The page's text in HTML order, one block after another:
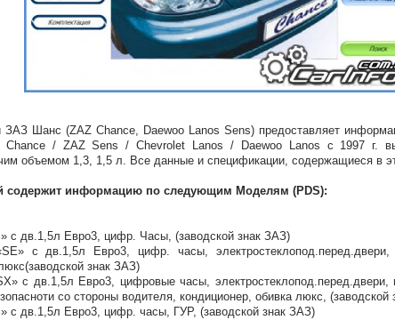
ЗАЗ Шанс (ZAZ Chance, Daewoo Lanos Sens) предоставляет
Chance / ZAZ Sens / Chevrolet Lanos / Daewoo Lanos с 1997 г.
объемом 1,3, 1,5 л. Все данные и спецификации, содержащиеся в
содержит информацию по следующим Моделям (PDS):
с дв.1,5л Евро3, цифр. Часы, (заводской знак ЗАЗ)
с дв.1,5л Евро3, цифр. часы,
знак ЗАЗ)
с дв.1,5л Евро3, цифровые часы,
со стороны водителя, кондиционер, обивка люкс, (заводской
с дв.1,5л Евро3, цифр. часы, ГУР, (заводской знак ЗАЗ)